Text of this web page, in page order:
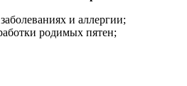
и аллергии;
родимых пятен;